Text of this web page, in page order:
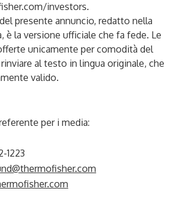
investors.
presente annuncio, redatto nella
è la versione ufficiale che fa fede. Le
unicamente per comodità del
al testo in lingua originale, che
valido.
per i media:
1223